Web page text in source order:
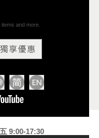
and more.
9:00-17:30